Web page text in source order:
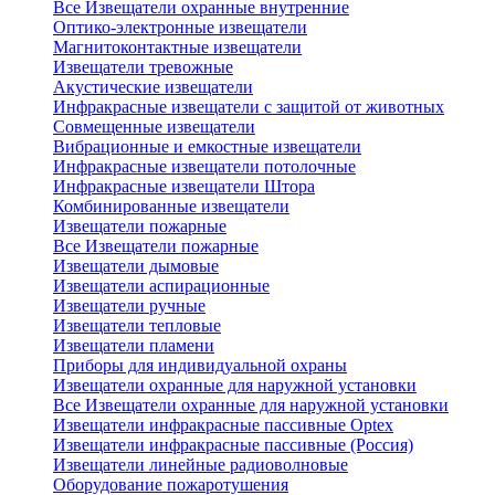
Все Извещатели охранные внутренние
Оптико-электронные извещатели
Магнитоконтактные извещатели
Извещатели тревожные
Акустические извещатели
Инфракрасные извещатели с защитой от животных
Совмещенные извещатели
Вибрационные и емкостные извещатели
Инфракрасные извещатели потолочные
Инфракрасные извещатели Штора
Комбинированные извещатели
Извещатели пожарные
Все Извещатели пожарные
Извещатели дымовые
Извещатели аспирационные
Извещатели ручные
Извещатели тепловые
Извещатели пламени
Приборы для индивидуальной охраны
Извещатели охранные для наружной установки
Все Извещатели охранные для наружной установки
Извещатели инфракрасные пассивные Optex
Извещатели инфракрасные пассивные (Россия)
Извещатели линейные радиоволновые
Оборудование пожаротушения